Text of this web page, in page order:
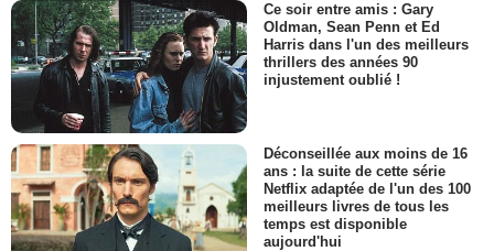
Ce soir entre amis : Gary
Oldman, Sean Penn et Ed
Harris dans l'un des meilleurs
thrillers des années 90
injustement oublié !
Déconseillée aux moins de 16
ans : la suite de cette série
Netflix adaptée de l'un des 100
meilleurs livres de tous les
temps est disponible
aujourd'hui